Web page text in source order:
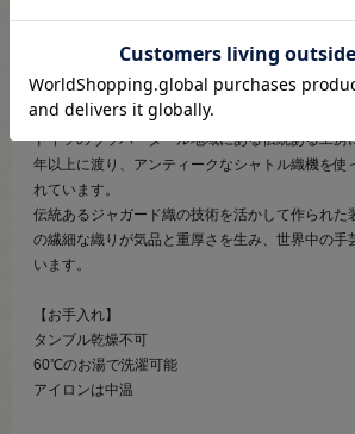
ポーチ等のこもののポイント使いやアクセサリー
KAFKA RIBBON-カフカリボン-
ドイツのヴッパータール地域にある伝統ある工
年以上に渡り、アンティークなシャトル織機を使
れています。
伝統あるジャガード織の技術を活かして作られた
の繊細な織りが気品と重厚さを生み、世界中の手
います。
【お手入れ】
タンブル乾燥不可
60℃のお湯で洗濯可能
アイロンは中温